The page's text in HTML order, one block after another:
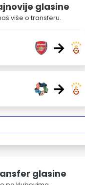
glasine
više o transferu.
→
→
glasine